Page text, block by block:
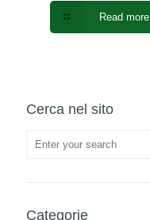
Read more
Cerca nel sito
Categorie